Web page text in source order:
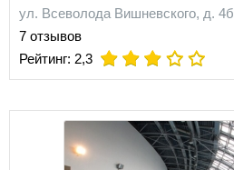
ул. Всеволода Вишневского, д. 4б
7 отзывов
Рейтинг: 2,3 on